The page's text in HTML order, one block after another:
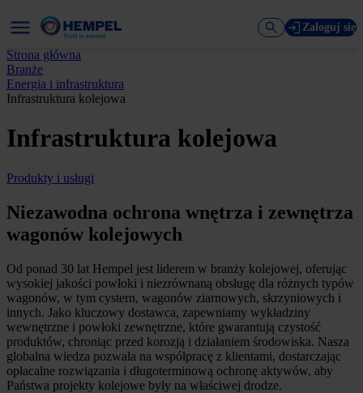
Zaloguj się
Strona główna
Branże
Energia i infrastruktura
Infrastruktura kolejowa
Infrastruktura kolejowa
Produkty i usługi
Niezawodna ochrona wnętrza i zewnętrza
wagonów kolejowych
Od ponad 30 lat Hempel jest liderem w branży kolejowej, oferując
wysokiej jakości powłoki i niezrównaną obsługę dla różnych typów
wagonów, w tym cystern, wagonów ziarnowych, skrzyniowych i
innych. Jako kluczowy dostawca, zapewniamy wykładziny
wewnętrzne i powłoki zewnętrzne, które gwarantują czystość
produktów, chroniąc przed korozją i działaniem środowiska. Nasza
globalna wiedza pozwala na współpracę z klientami, dostarczając
opłacalne rozwiązania i długoterminową ochronę aktywów, aby
Państwa projekty kolejowe były na właściwej drodze.